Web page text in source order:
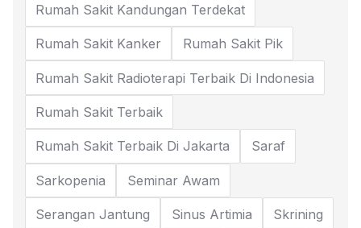
Rumah Sakit Kandungan Terdekat
Rumah Sakit Kanker Rumah Sakit Pik
Rumah Sakit Radioterapi Terbaik Di Indonesia
Rumah Sakit Terbaik
Rumah Sakit Terbaik Di Jakarta Saraf
Sarkopenia Seminar Awam
Serangan Jantung Sinus Artimia Skrining